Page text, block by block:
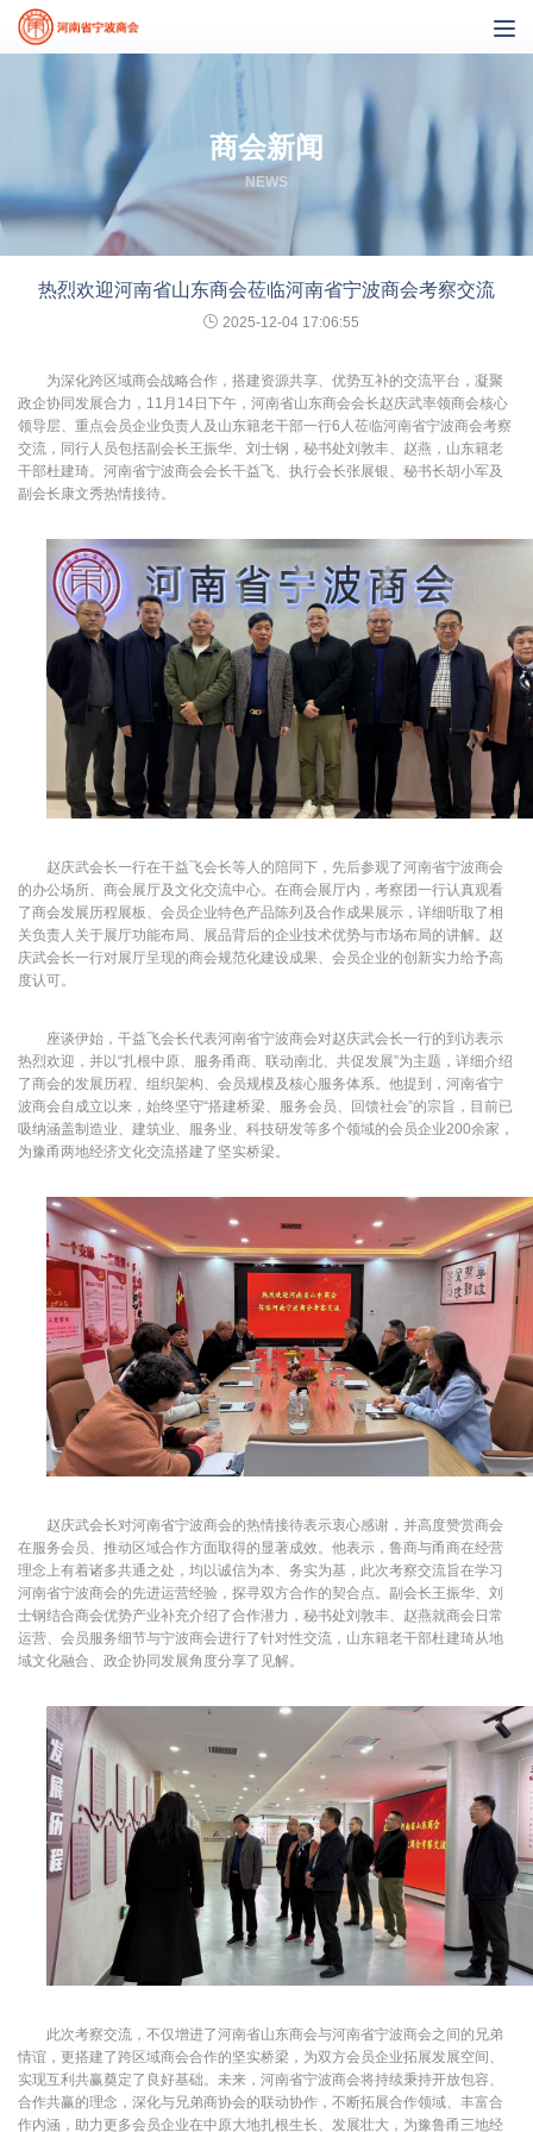
商会新闻
NEWS
热烈欢迎河南省山东商会莅临河南省宁波商会考察交流
2025-12-04 17:06:55
为深化跨区域商会战略合作，搭建资源共享、优势互补的交流平台，凝聚
政企协同发展合力，11月14日下午，河南省山东商会会长赵庆武率领商会核心
领导层、重点会员企业负责人及山东籍老干部一行6人莅临河南省宁波商会考察
交流，同行人员包括副会长王振华、刘士钢，秘书处刘敦丰、赵燕，山东籍老
干部杜建琦。河南省宁波商会会长干益飞、执行会长张展银、秘书长胡小军及
副会长康文秀热情接待。
赵庆武会长一行在干益飞会长等人的陪同下，先后参观了河南省宁波商会
的办公场所、商会展厅及文化交流中心。在商会展厅内，考察团一行认真观看
了商会发展历程展板、会员企业特色产品陈列及合作成果展示，详细听取了相
关负责人关于展厅功能布局、展品背后的企业技术优势与市场布局的讲解。赵
庆武会长一行对展厅呈现的商会规范化建设成果、会员企业的创新实力给予高
度认可。
座谈伊始，干益飞会长代表河南省宁波商会对赵庆武会长一行的到访表示
热烈欢迎，并以“扎根中原、服务甬商、联动南北、共促发展”为主题，详细介绍
了商会的发展历程、组织架构、会员规模及核心服务体系。他提到，河南省宁
波商会自成立以来，始终坚守“搭建桥梁、服务会员、回馈社会”的宗旨，目前已
吸纳涵盖制造业、建筑业、服务业、科技研发等多个领域的会员企业200余家，
为豫甬两地经济文化交流搭建了坚实桥梁。
赵庆武会长对河南省宁波商会的热情接待表示衷心感谢，并高度赞赏商会
在服务会员、推动区域合作方面取得的显著成效。他表示，鲁商与甬商在经营
理念上有着诸多共通之处，均以诚信为本、务实为基，此次考察交流旨在学习
河南省宁波商会的先进运营经验，探寻双方合作的契合点。副会长王振华、刘
士钢结合商会优势产业补充介绍了合作潜力，秘书处刘敦丰、赵燕就商会日常
运营、会员服务细节与宁波商会进行了针对性交流，山东籍老干部杜建琦从地
域文化融合、政企协同发展角度分享了见解。
此次考察交流，不仅增进了河南省山东商会与河南省宁波商会之间的兄弟
情谊，更搭建了跨区域商会合作的坚实桥梁，为双方会员企业拓展发展空间、
实现互利共赢奠定了良好基础。未来，河南省宁波商会将持续秉持开放包容、
合作共赢的理念，深化与兄弟商协会的联动协作，不断拓展合作领域、丰富合
作内涵，助力更多会员企业在中原大地扎根生长、发展壮大，为豫鲁甬三地经